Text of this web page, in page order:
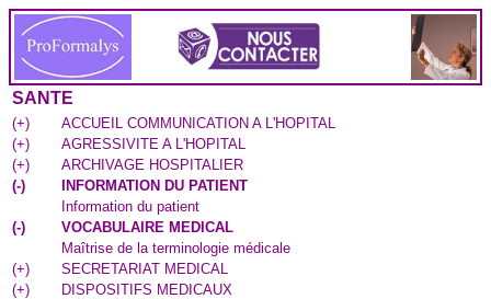
SANTE
(+)
ACCUEIL COMMUNICATION A L'HOPITAL
(+)
AGRESSIVITE A L'HOPITAL
(+)
ARCHIVAGE HOSPITALIER
(-)
INFORMATION DU PATIENT
Information du patient
(-)
VOCABULAIRE MEDICAL
Maîtrise de la terminologie médicale
(+)
SECRETARIAT MEDICAL
(+)
DISPOSITIFS MEDICAUX